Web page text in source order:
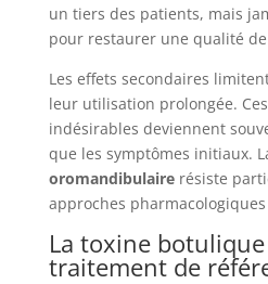
un tiers des patients, mais
pour restaurer une qualité
Les effets secondaires
leur utilisation prolongée.
indésirables deviennent
que les symptômes initiaux.
oromandibulairerésiste
approches
La toxine
traitement de